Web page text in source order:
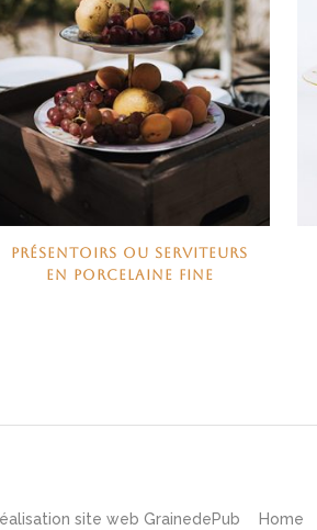
PRÉSENTOIRS OU SERVITEURS
EN PORCELAINE FINE
site web GrainedePub Home